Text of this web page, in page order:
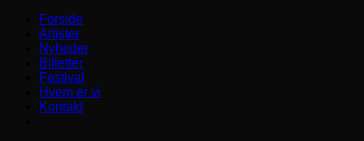
Forside
Artister
Nyheder
Billetter
Festival
Hvem er vi
Kontakt